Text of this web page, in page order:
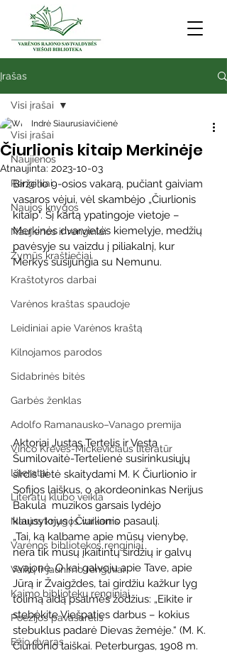
Įrašas
Visi įrašai
Naujienos
Renginiai
Naujos knygos
Naujienos ir renginiai
Žymūs kraštiečiai
Kraštotyros darbai
Varėnos kraštas spaudoje
Leidiniai apie Varėnos kraštą
Kilnojamos parodos
Sidabrinės bitės
Garbės ženklas
Adolfo Ramanausko–Vanago premija
Vinco Krėvės-Mickevičiaus literatūr
Literatai
Literatų klubo veikla
Naujos knygos vaikams
Varėnos bibliotekos renginiai
Vaikų ir jaunimo renginiai
Kaimo bibliotekų renginiai
Poezijos pavasarėlis
Ežio dvaras
Visi įrašai
Čiurlionis kitaip Merkinėje
Indrė Siaurusiavičienė
Atnaujinta: 2023-10-03
Birželio 9-osios vakarą, pučiant gaiviam
vasaros vėjui, vėl skambėjo „Čiurlionis
kitaip". Šį kartą ypatingoje vietoje –
Merkinės dvarvietės kiemelyje, medžių
pavėsyje su vaizdu į piliakalnį, kur
Merkys susijungia su Nemunu.
Aktoriai Justas Tertelis ir Vesta
Šumilovaitė-Tertelienė susirinkusiųjų
širdis lietė skaitydami M. K Čiurlionio ir
Sofijos laiškus, o akordeoninkas Nerijus
Bakula  muzikos garsais lydėjo
klausytojus į Čiurlionio pasaulį.
„Tai, ką kalbame apie mūsų vienybę,
nėra tik mūsų įkaitintų širdžių ir galvų
svajonė. O kai galvoju apie Tave, apie
Jūrą ir Žvaigždes, tai girdžiu kažkur lyg
tolimą aidą psalmės žodžius: „Eikite ir
stebėkite Viešpaties darbus – kokius
stebuklus padarė Dievas žemėje.“ (M. K.
Čiurlionio laiškai. Peterburgas, 1908 m.